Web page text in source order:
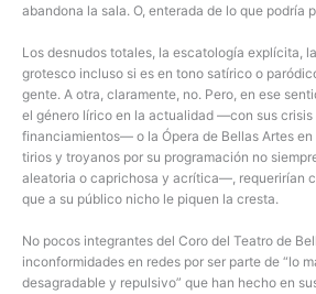
abandona la sala. O, enterada de lo que podría
Los desnudos totales, la escatología explícita,
grotesco incluso si es en tono satírico o
gente. A otra, claramente, no. Pero, en ese
el género lírico en la actualidad —con sus crisis
financiamientos— o la Ópera de Bellas Artes
tirios y troyanos por su programación no
aleatoria o caprichosa y acrítica—, requerirían
que a su público nicho le piquen la cresta.
No pocos integrantes del Coro del Teatro de
inconformidades en redes por ser parte de “lo
desagradable y repulsivo” que han hecho en